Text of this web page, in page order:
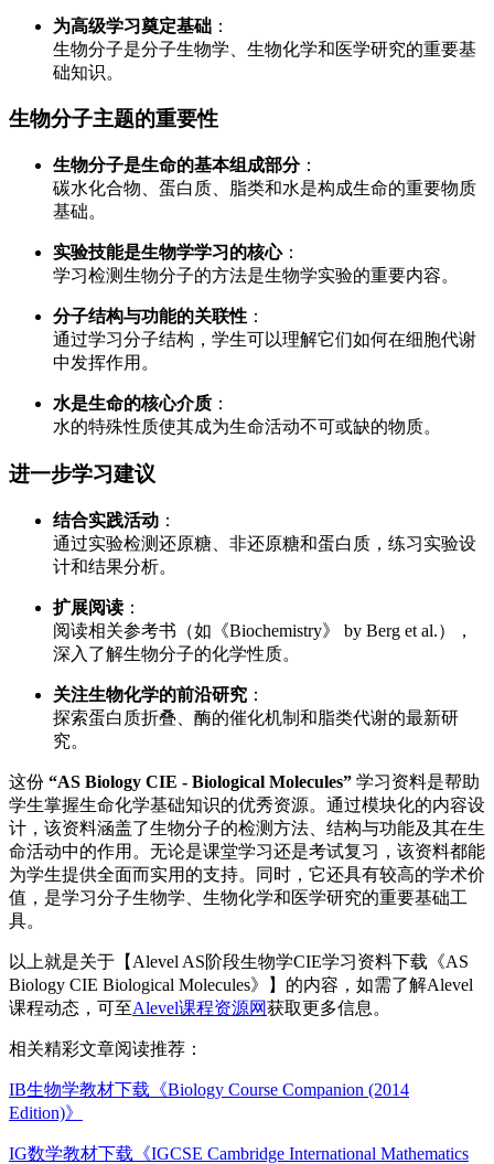
为高级学习奠定基础 ：
生物分子是分子生物学、生物化学和医学研究的重要基
础知识。
生物分子主题的重要性
生物分子是生命的基本组成部分：
碳水化合物、蛋白质、脂类和水是构成生命的重要物质
基础。
实验技能是生物学学习的核心：
学习检测生物分子的方法是生物学实验的重要内容。
分子结构与功能的关联性 ：
通过学习分子结构，学生可以理解它们如何在细胞代谢
中发挥作用。
水是生命的核心介质 ：
水的特殊性质使其成为生命活动不可或缺的物质。
进一步学习建议
结合实践活动 ：
通过实验检测还原糖、非还原糖和蛋白质，练习实验设
计和结果分析。
扩展阅读 ：
阅读相关参考书（如《Biochemistry》 by Berg et al.），
深入了解生物分子的化学性质。
关注生物化学的前沿研究 ：
探索蛋白质折叠、酶的催化机制和脂类代谢的最新研
究。
这份 “AS Biology CIE - Biological Molecules” 学习资料是帮助
学生掌握生命化学基础知识的优秀资源。通过模块化的内容设
计，该资料涵盖了生物分子的检测方法、结构与功能及其在生
命活动中的作用。无论是课堂学习还是考试复习，该资料都能
为学生提供全面而实用的支持。同时，它还具有较高的学术价
值，是学习分子生物学、生物化学和医学研究的重要基础工
具。
以上就是关于【Alevel AS阶段生物学CIE学习资料下载《AS
Biology CIE Biological Molecules》】的内容，如需了解Alevel
课程动态，可至Alevel课程资源网获取更多信息。
相关精彩文章阅读推荐：
IB生物学教材下载《Biology Course Companion (2014
Edition)》
IG数学教材下载《IGCSE Cambridge International Mathematics